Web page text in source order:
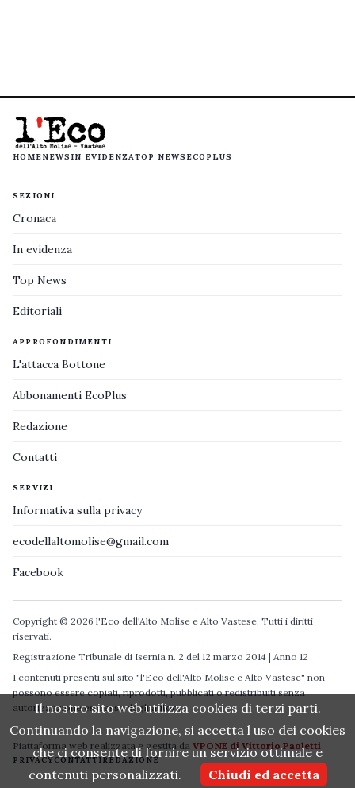
HOMENEWS IN EVIDENZATOP NEWS ECOPLUS
SEZIONI
Cronaca
In evidenza
Top News
Editoriali
APPROFONDIMENTI
L'attacca Bottone
Abbonamenti EcoPlus
Redazione
Contatti
SERVIZI
Informativa sulla privacy
ecodellaltomolise@gmail.com
Facebook
Copyright © 2026 l'Eco dell'Alto Molise e Alto Vastese. Tutti i diritti
riservati.
Registrazione Tribunale di Isernia n. 2 del 12 marzo 2014 | Anno 12
I contenuti presenti sul sito "l'Eco dell'Alto Molise e Alto Vastese" non
possono essere copiati, riprodotti, pubblicati o redistribuiti senza
autorizzazione espressa degli autori.
Piattaforma web realizzata e gestita da VPONE di Vittorio Paoletti
PRIVACYCONTATTIREDAZIONE
Il nostro sito web utilizza cookies di terzi parti.
Continuando la navigazione, si accetta l uso dei cookies
che ci consente di fornire un servizio ottimale e
contenuti personalizzati.
Chiudi ed accetta